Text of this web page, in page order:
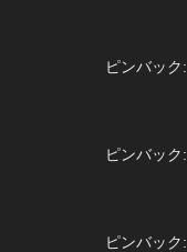
ピンバック:
ピンバック:
ピンバック: